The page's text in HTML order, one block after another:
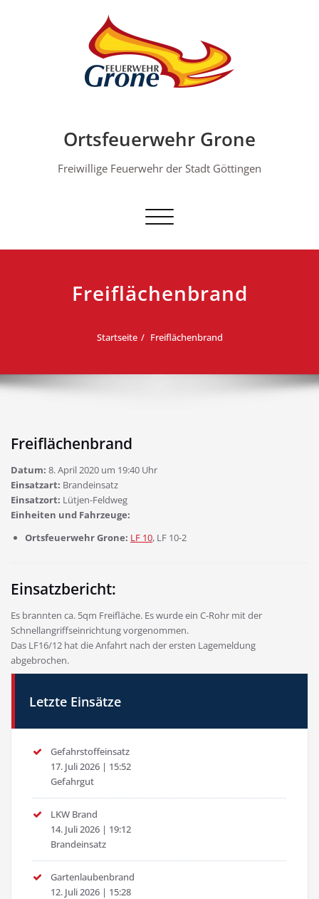
Ortsfeuerwehr Grone
Freiwillige Feuerwehr der Stadt Göttingen
Schalte Navigation
Freiflächenbrand
Startseite Freiflächenbrand
Freiflächenbrand
Datum: 8. April 2020 um 19:40 Uhr
Einsatzart: Brandeinsatz
Einsatzort: Lütjen-Feldweg
Einheiten und Fahrzeuge:
Ortsfeuerwehr Grone: LF 10, LF 10-2
Einsatzbericht:
Es brannten ca. 5qm Freifläche. Es wurde ein C-Rohr mit der
Schnellangriffseinrichtung vorgenommen.
Das LF16/12 hat die Anfahrt nach der ersten Lagemeldung
abgebrochen.
Letzte Einsätze
Gefahrstoffeinsatz
17. Juli 2026 | 15:52
Gefahrgut
LKW Brand
14. Juli 2026 | 19:12
Brandeinsatz
Gartenlaubenbrand
12. Juli 2026 | 15:28